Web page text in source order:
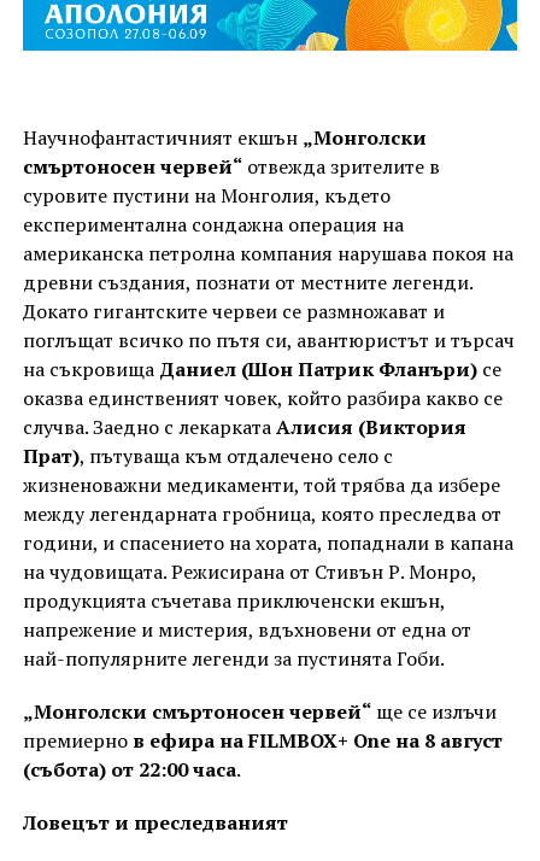
Научнофантастичният екшън „Монголски
смъртоносен червей“отвежда зрителите в
суровите пустини на Монголия, където
експериментална сондажна операция на
американска петролна компания нарушава покоя на
древни създания, познати от местните легенди.
Докато гигантските червеи се размножават и
поглъщат всичко по пътя си, авантюристът и търсач
на съкровища Даниел (Шон Патрик Фланъри)се
оказва единственият човек, който разбира какво се
случва. Заедно с лекаркатаАлисия (Виктория
Прат), пътуваща към отдалечено село с
жизненоважни медикаменти, той трябва да избере
между легендарната гробница, която преследва от
години, и спасението на хората, попаднали в капана
на чудовищата. Режисирана от Стивън Р. Монро,
продукцията съчетава приключенски екшън,
напрежение и мистерия, вдъхновени от една от
най-популярните легенди за пустинята Гоби.
„Монголски смъртоносен червей“ще се излъчи
премиерно в ефира на FILMBOX+ One на 8 август
(събота) от 22:00 часа.
Ловецът и преследваният